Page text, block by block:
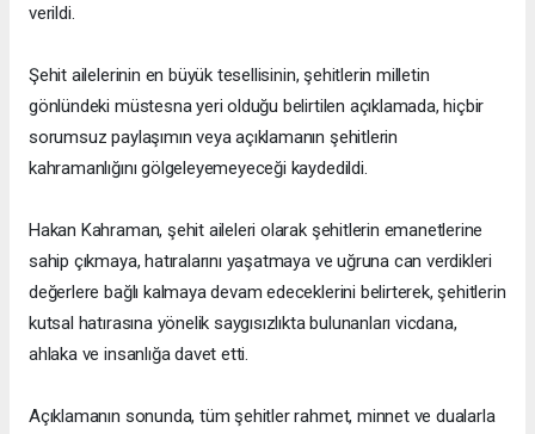
verildi.
Şehit ailelerinin en büyük tesellisinin, şehitlerin milletin
gönlündeki müstesna yeri olduğu belirtilen açıklamada, hiçbir
sorumsuz paylaşımın veya açıklamanın şehitlerin
kahramanlığını gölgeleyemeyeceği kaydedildi.
Hakan Kahraman, şehit aileleri olarak şehitlerin emanetlerine
sahip çıkmaya, hatıralarını yaşatmaya ve uğruna can verdikleri
değerlere bağlı kalmaya devam edeceklerini belirterek, şehitlerin
kutsal hatırasına yönelik saygısızlıkta bulunanları vicdana,
ahlaka ve insanlığa davet etti.
Açıklamanın sonunda, tüm şehitler rahmet, minnet ve dualarla